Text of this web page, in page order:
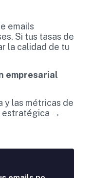
emails
Si tus tasas de
la calidad de tu
empresarial
y las métricas de
estratégica →